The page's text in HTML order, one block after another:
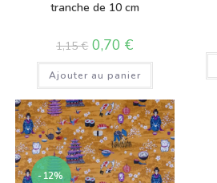
tranche de 10 cm
1,15€ 0,70€
Ajouter au panier
-12%